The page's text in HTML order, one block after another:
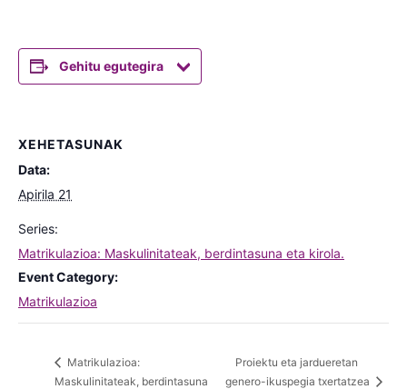
Gehitu egutegira
XEHETASUNAK
Data:
Apirila 21
Series:
Matrikulazioa: Maskulinitateak, berdintasuna eta kirola.
Event Category:
Matrikulazioa
Matrikulazioa:
Maskulinitateak, berdintasuna
Proiektu eta jardueretan
genero-ikuspegia txertatzea